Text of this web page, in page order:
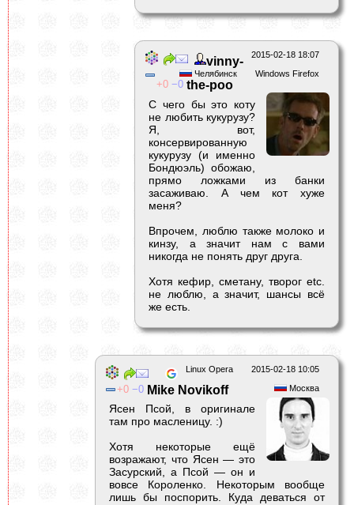
2015-02-18 18:07
Windows Firefox
Челябинск
0 0
vinny-
the-poo
С чего бы это коту
не любить кукурузу?
Я, вот,
консервированную
кукурузу (и именно
Бондюэль) обожаю,
прямо ложками из банки
засаживаю. А чем кот хуже
меня?
Впрочем, люблю также молоко и
кинзу, а значит нам с вами
никогда не понять друг друга.
Хотя кефир, сметану, творог etc.
не люблю, а значит, шансы всё
же есть.
2015-02-18 10:05
Linux Opera
Москва
0 0 Mike Novikoff
Ясен Псой, в оригинале
там про масленицу. :)
Хотя некоторые ещё
возражают, что Ясен — это
Засурский, а Псой — он и
вовсе Короленко. Некоторым вообще
лишь бы поспорить. Куда деваться от